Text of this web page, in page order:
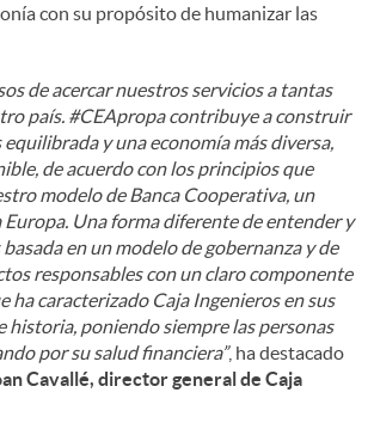
con su propósito de humanizar las
de acercar nuestros servicios a tantas
país. #CEApropa contribuye a construir
equilibrada y una economía más diversa,
de acuerdo con los principios que
modelo de Banca Cooperativa, un
Europa. Una forma diferente de entender y
en un modelo de gobernanza y de
responsables con un claro componente
ha caracterizado Caja Ingenieros en sus
historia, poniendo siempre las personas
por su salud financiera”, ha destacado
Cavallé, director general de Caja